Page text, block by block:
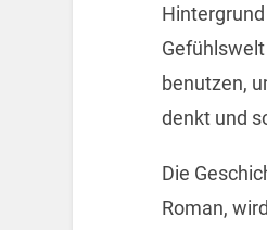
benutzen,
denkt und
Die
Roman,